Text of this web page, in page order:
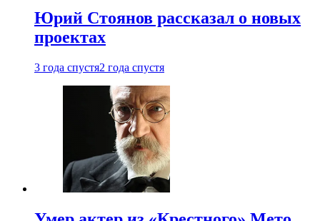
Юрий Стоянов рассказал о новых
проектах
3 года спустя2 года спустя